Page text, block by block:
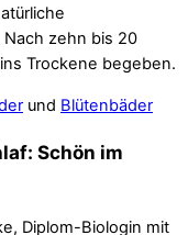
zehn bis 20
Trockene begeben.
und Blütenbäder
Schön im
Diplom-Biologin mit